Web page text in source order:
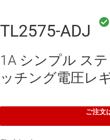
TL2575-ADJ
1A シンプル ス
ッチング電圧レ
ご注文